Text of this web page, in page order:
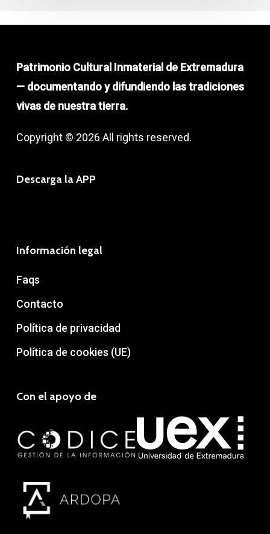
Patrimonio Cultural Inmaterial de Extremadura
— documentando y difundiendo las tradiciones
vivas de nuestra tierra.
Copyright © 2026 All rights reserved.
Descarga la APP
Información legal
Faqs
Contacto
Política de privacidad
Política de cookies (UE)
Con el apoyo de